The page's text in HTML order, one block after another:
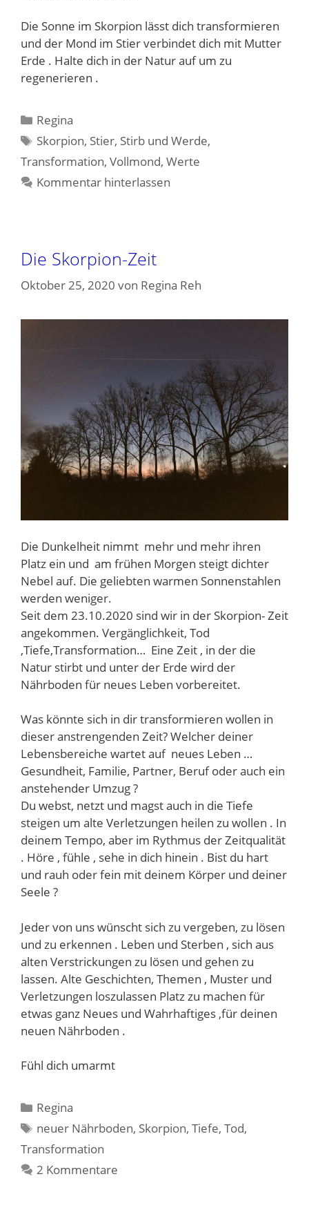
Die Sonne im Skorpion lässt dich transformieren
und der Mond im Stier verbindet dich mit Mutter
Erde . Halte dich in der Natur auf um zu
regenerieren .
Kategorien
Regina
Schlagwörter
Skorpion, Stier, Stirb und Werde,
Transformation, Vollmond, Werte
Kommentar hinterlassen
Die Skorpion-Zeit
Oktober 25, 2020 von Regina Reh
Die Dunkelheit nimmt mehr und mehr ihren
Platz ein und am frühen Morgen steigt dichter
Nebel auf. Die geliebten warmen Sonnenstahlen
werden weniger.
Seit dem 23.10.2020 sind wir in der Skorpion- Zeit
angekommen. Vergänglichkeit, Tod
,Tiefe,Transformation… Eine Zeit , in der die
Natur stirbt und unter der Erde wird der
Nährboden für neues Leben vorbereitet.
Was könnte sich in dir transformieren wollen in
dieser anstrengenden Zeit? Welcher deiner
Lebensbereiche wartet auf neues Leben …
Gesundheit, Familie, Partner, Beruf oder auch ein
anstehender Umzug ?
Du webst, netzt und magst auch in die Tiefe
steigen um alte Verletzungen heilen zu wollen . In
deinem Tempo, aber im Rythmus der Zeitqualität
. Höre , fühle , sehe in dich hinein . Bist du hart
und rauh oder fein mit deinem Körper und deiner
Seele ?
Jeder von uns wünscht sich zu vergeben, zu lösen
und zu erkennen . Leben und Sterben , sich aus
alten Verstrickungen zu lösen und gehen zu
lassen. Alte Geschichten, Themen , Muster und
Verletzungen loszulassen Platz zu machen für
etwas ganz Neues und Wahrhaftiges ,für deinen
neuen Nährboden .
Fühl dich umarmt
Kategorien
Regina
Schlagwörter
neuer Nährboden, Skorpion,Tiefe,Tod,
Transformation
2 Kommentare